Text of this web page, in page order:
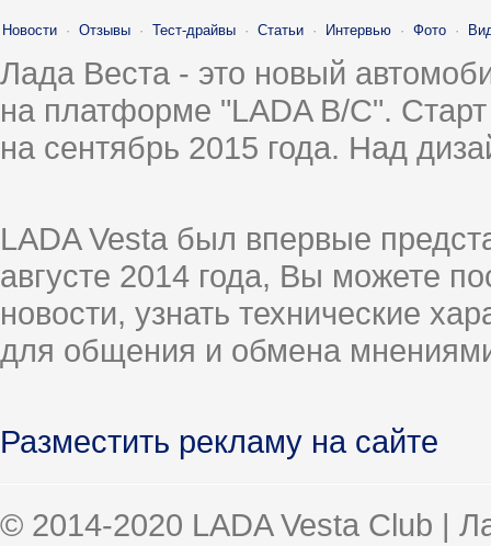
Новости · Отзывы · Тест-драйвы · Статьи · Интервью · Фото ·
Лада Веста - это новый
на платформе "LADA B/C".
на сентябрь 2015 года. Над
LADA Vesta был впервые
августе 2014 года, Вы можете
новости, узнать технические
для общения и обмена
Разместить рекламу на сайте
© 2014-2020 LADA Vesta Club |